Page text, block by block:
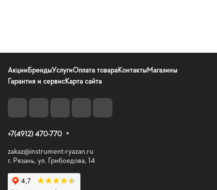
АкцииБрендыУслугиОплата товараКонтактыМагазины
Гарантия и сервисКарта сайта
+7(4912) 470-770
zakaz@instrument-ryazan.ru
г. Рязань, ул. Грибоедова, 14